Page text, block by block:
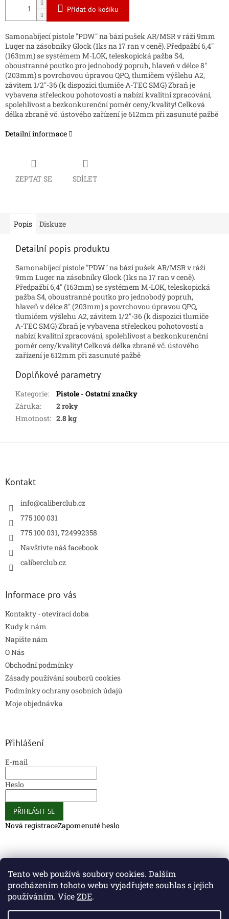
Tento web používá soubory cookies. Dalším
procházením tohoto webu vyjadřujete souhlas s jejich
používáním. VíceZDE.
Přidat do košíku
Samonabíjecí pistole "PDW" na bázi pušek AR/MSR v ráži 9mm
Luger na zásobníky Glock (1ks na 17 ran v ceně). Předpažbí 6,4"
(163mm) se systémem M-LOK, teleskopická pažba S4,
oboustranné poutko pro jednobodý popruh, hlaveň v délce 8"
(203mm) s povrchovou úpravou QPQ, tlumičem výšlehu A2,
závitem 1/2"-36 (k dispozici tlumiče A-TEC SMG) Zbraň je
vybavena střeleckou pohotovostí a nabízí kvalitní zpracování,
spolehlivost a bezkonkurenční poměr ceny/kvality! Celková
délka zbraně vč. ústového zařízení je 612mm při zasunuté pažbě
Detailní informace
ZEPTAT SE SDÍLET
Popis Diskuze
Detailní popis produktu
Samonabíjecí pistole "PDW" na bázi pušek AR/MSR v ráži
9mm Luger na zásobníky Glock (1ks na 17 ran v ceně).
Předpažbí 6,4" (163mm) se systémem M-LOK, teleskopická
pažba S4, oboustranné poutko pro jednobodý popruh,
hlaveň v délce 8" (203mm) s povrchovou úpravou QPQ,
tlumičem výšlehu A2, závitem 1/2"-36 (k dispozici tlumiče
A-TEC SMG) Zbraň je vybavena střeleckou pohotovostí a
nabízí kvalitní zpracování, spolehlivost a bezkonkurenční
poměr ceny/kvality! Celková délka zbraně vč. ústového
zařízení je 612mm při zasunuté pažbě
Doplňkové parametry
Kategorie:
Pistole - Ostatní značky
Záruka:
2 roky
Hmotnost: 2.8 kg
Z
Kontakt
info@caliberclub.cz
775 100 031
775 100 031, 724992358
Navštivte náš facebook
caliberclub.cz
Informace pro vás
Kontakty - otevírací doba
Kudy k nám
Napište nám
O Nás
Obchodní podmínky
Zásady používání souborů cookies
Podmínky ochrany osobních údajů
Moje objednávka
Přihlášení
E-mail
Heslo
PŘIHLÁSIT SE
Nová registraceZapomenuté heslo